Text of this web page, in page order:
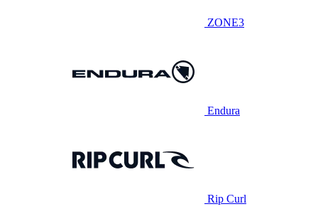
ZONE3
Endura
Rip Curl